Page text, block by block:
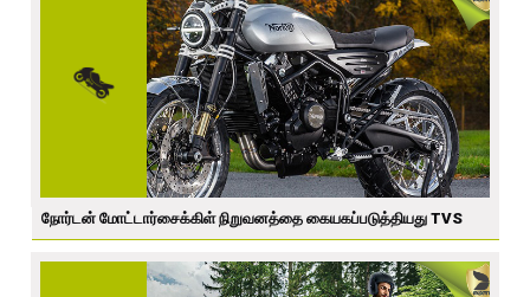
நோர்டன் மோட்டார்சைக்கிள் நிறுவனத்தை கையகப்படுத்தியது TVS